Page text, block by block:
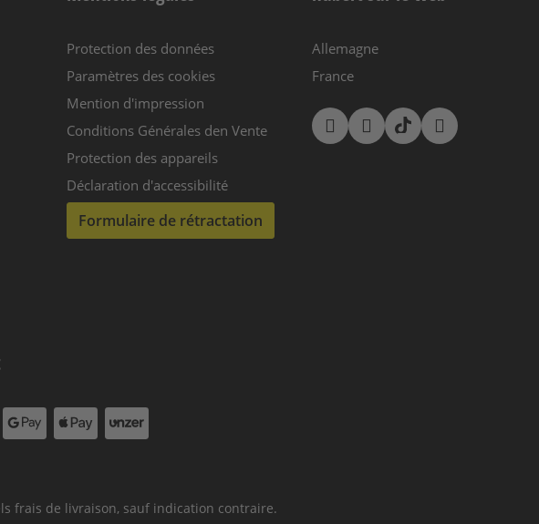
Protection des données
Paramètres des cookies
Mention d'impression
Conditions Générales den Vente
Protection des appareils
Déclaration d'accessibilité
Formulaire de rétractation
Allemagne
France
GooglePayApplePayDirectPay
frais de livraison, sauf indication contraire.